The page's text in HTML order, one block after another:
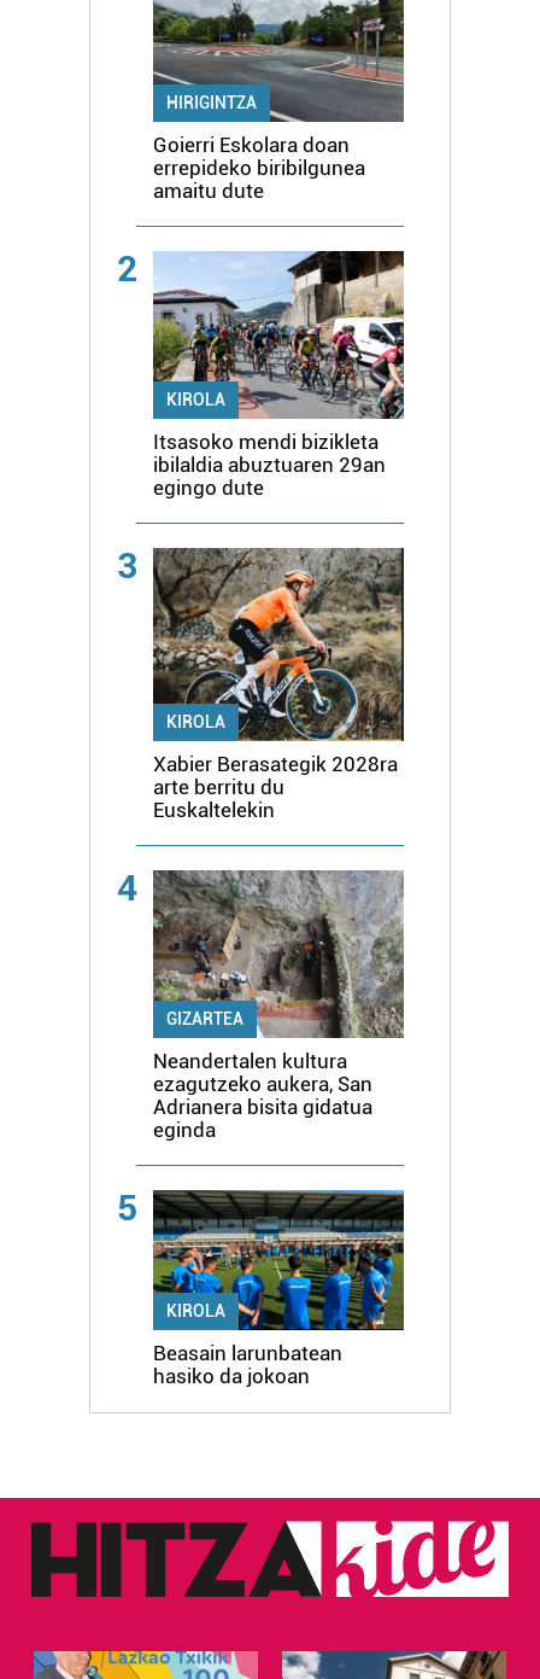
HIRIGINTZA
Goierri Eskolara doan
errepideko biribilgunea
amaitu dute
2
KIROLA
Itsasoko mendi bizikleta
ibilaldia abuztuaren 29an
egingo dute
3
KIROLA
Xabier Berasategik 2028ra
arte berritu du
Euskaltelekin
4
GIZARTEA
Neandertalen kultura
ezagutzeko aukera, San
Adrianera bisita gidatua
eginda
5
KIROLA
Beasain larunbatean
hasiko da jokoan